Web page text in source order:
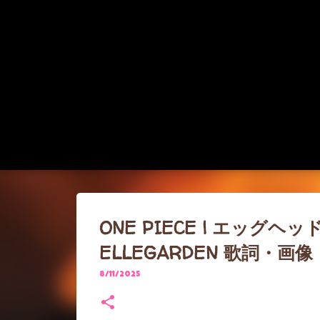
ONE PIECE | エッグヘッ
ELLEGARDEN 歌詞・画像
8/11/2025